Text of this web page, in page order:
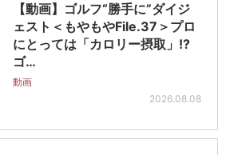
【動画】ゴルフ“勝手に”ダイジ
ェスト＜もやもやFile.37＞プロ
にとっては「カロリー摂取」!?
ゴ…
動画
2026.08.08